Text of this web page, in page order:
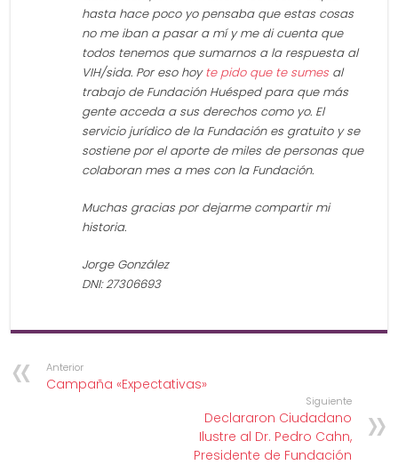
hasta hace poco yo pensaba que estas cosas
no me iban a pasar a mí y me di cuenta que
todos tenemos que sumarnos a la respuesta al
VIH/sida. Por eso hoyte pido que te sumesal
trabajo de Fundación Huésped para que más
gente acceda a sus derechos como yo. El
servicio jurídico de la Fundación es gratuito y se
sostiene por el aporte de miles de personas que
colaboran mes a mes con la Fundación.
Muchas gracias por dejarme compartir mi
historia.
Jorge González
DNI: 27306693
Anterior
Campaña «Expectativas»
Siguiente
Declararon Ciudadano
Ilustre al Dr. Pedro Cahn,
Presidente de Fundación